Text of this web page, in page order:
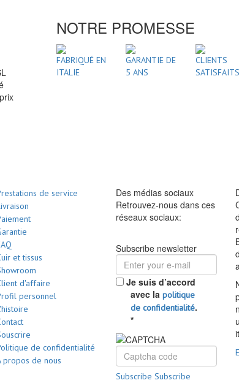
NOTRE PROMESSE
FABRIQUÉ EN
ITALIE
GARANTIE DE
5 ANS
CLIENTS
SATISFAITS
de service
et tissus
d'affaire
personnel
de confidentialité
propos de nous
Des médias sociaux
Retrouvez-nous dans ces
réseaux sociaux:
Subscribe newsletter
Je suis d’accord
avec la politique
de confidentialité.
*
Subscribe Subscribe